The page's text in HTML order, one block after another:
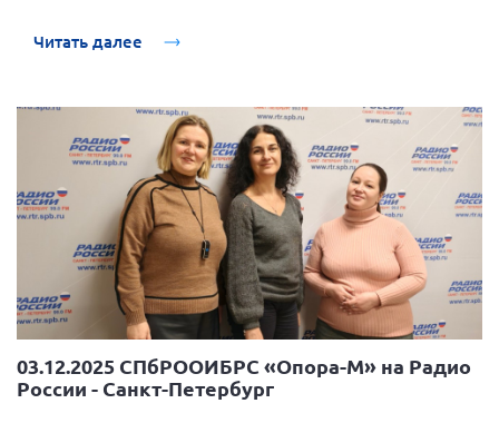
Кемеровская область
Кировская область
Краснодарский край
Красноярский край
Липецкая область
Ленинградская область
г. Москва
Мурманская область
Читать далее
03.12.2025 СПбРООИБРС «Опора-М» на Радио
России - Санкт-Петербург